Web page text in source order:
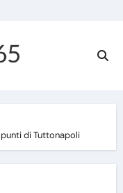
di Tuttonapoli